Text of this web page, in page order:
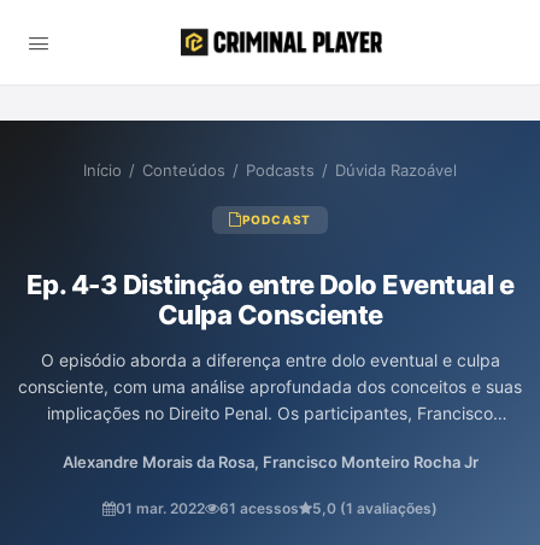
Início / Conteúdos / Podcasts / Dúvida Razoável
PODCAST
Ep. 4-3 Distinção entre Dolo Eventual e
Culpa Consciente
O episódio aborda a diferença entre dolo eventual e culpa
consciente, com uma análise aprofundada dos conceitos e suas
implicações no Direito Penal. Os participantes, Francisco
exemplos práticos e a relevância dessa distinção na aplicação
Direito que buscam compreender nuances críticas do sistema
Alexandre Morais da Rosa, Francisco Monteiro Rocha Jr
01 mar. 2022 61 acessos 5,0 (1 avaliações)